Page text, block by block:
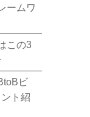
ームワ
この3
ビ
ト紹